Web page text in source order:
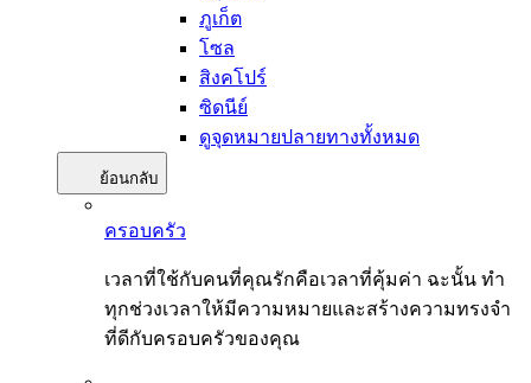
ภูเก็ต
โซล
สิงคโปร์
ซิดนีย์
ดูจุดหมายปลายทางทั้งหมด
ย้อนกลับ
ครอบครัว
เวลาที่ใช้กับคนที่คุณรักคือเวลาที่คุ้มค่า ฉะนั้น ทำ
ทุกช่วงเวลาให้มีความหมายและสร้างความทรงจำ
ที่ดีกับครอบครัวของคุณ